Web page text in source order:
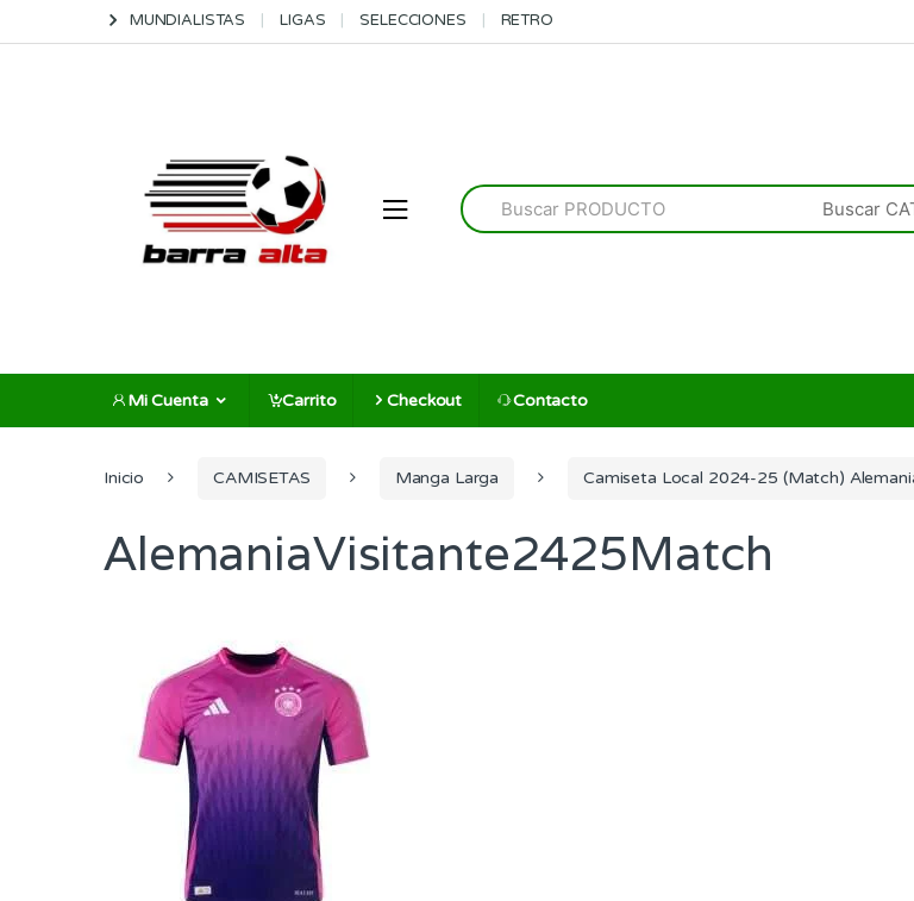
to
to
MUNDIALISTAS LIGAS SELECCIONES RETRO
Search
for:
Mi Cuenta Carrito Checkout Contacto
Inicio CAMISETAS Manga Larga Camiseta Local 2024-25 (Match)
AlemaniaVisitante2425Match